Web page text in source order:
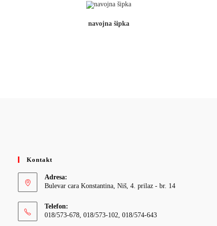
navojna šipka
Kontakt
Adresa:
Bulevar cara Konstantina, Niš, 4. prilaz - br. 14
Telefon:
018/573-678, 018/573-102, 018/574-643